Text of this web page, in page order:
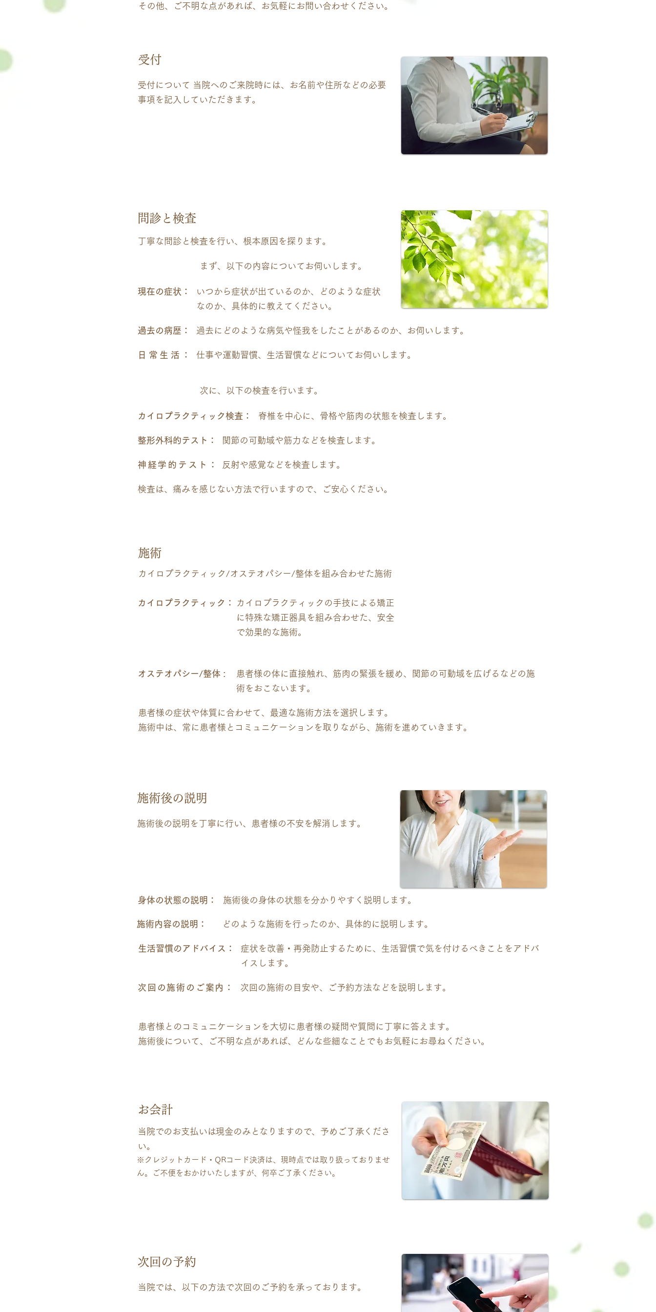
その他、ご不明な点があれば、お気軽にお問い合わせください。
受付
受付について 当院へのご来院時には、お名前や住所などの必要
事項を記入していただきます。
問診と検査
丁寧な問診と検査を行い、根本原因を探ります。
まず、以下の内容についてお伺いします。
現在の症状：
いつから症状が出ているのか、どのような症状
なのか、具体的に教えてください。
過去の病歴： 過去にどのような病気や怪我をしたことがあるのか、お伺いします。
日常生活 ： 仕事や運動習慣、生活習慣などについてお伺いします。
次に、以下の検査を行います。
カイロプラクティック検査： 脊椎を中心に、骨格や筋肉の状態を検査します。
整形外科的テスト： 関節の可動域や筋力などを検査します。
神経学的テスト ： 反射や感覚などを検査します。
検査は、痛みを感じない方法で行いますので、ご安心ください。
施術
カイロプラクティック/オステオパシー/整体を組み合わせた施術
カイロプラクティック：
カイロプラクティックの手技による矯正
に特殊な矯正器具を組み合わせた、安全
で効果的な施術。
オステオパシー/整体 :
患者様の体に直接触れ、筋肉の緊張を緩め、関節の可動域を広げるなどの施
術をおこないます。
患者様の症状や体質に合わせて、最適な施術方法を選択します。
施術中は、常に患者様とコミュニケーションを取りながら、施術を進めていきます。
施術後の説明
施術後の説明を丁寧に行い、患者様の不安を解消します。
身体の状態の説明： 施術後の身体の状態を分かりやすく説明します。
施術内容の説明： どのような施術を行ったのか、具体的に説明します。
生活習慣のアドバイス：
症状を改善・再発防止するために、生活習慣で気を付けるべきことをアドバ
イスします。
次回の施術のご案内 ： 次回の施術の目安や、ご予約方法などを説明します。
患者様とのコミュニケーションを大切に患者様の疑問や質問に丁寧に答えます。
施術後について、ご不明な点があれば、どんな些細なことでもお気軽にお尋ねください。
お会計
当院でのお支払いは現金のみとなりますので、予めご了承くださ
い。
※クレジットカード・QRコード決済は、現時点では取り扱っておりませ
ん。ご不便をおかけいたしますが、何卒ご了承ください。
次回の予約
当院では、以下の方法で次回のご予約を承っております。